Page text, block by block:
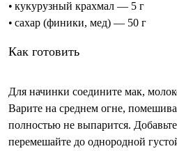
• кукурузный крахмал — 5 г
• сахар (финики, мед) — 50 г
Как готовить
Для начинки соедините мак,
Варите на среднем огне,
полностью не выпарится.
перемешайте до однородной